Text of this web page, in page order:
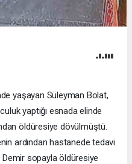
yaşayan Süleyman Bolat,
yaptığı esnada elinde
öldüresiye dövülmüştü.
ardından hastanede tedavi
Demir sopayla öldüresiye